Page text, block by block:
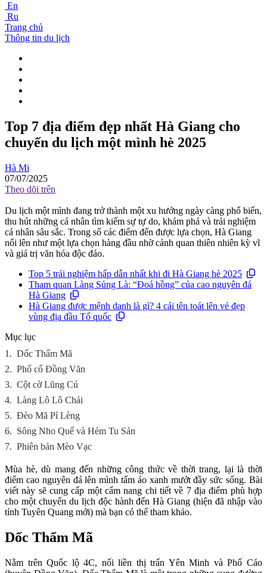
En
Ru
Trang chủ
Thông tin du lịch
Top 7 địa điểm đẹp nhất Hà Giang cho
chuyến du lịch một mình hè 2025
Hà Mi
07/07/2025
Theo dõi trên
Du lịch một mình đang trở thành một xu hướng ngày càng phổ biến,
thu hút những cá nhân tìm kiếm sự tự do, khám phá và trải nghiệm
cá nhân sâu sắc. Trong số các điểm đến được lựa chọn, Hà Giang
nổi lên như một lựa chọn hàng đầu nhờ cảnh quan thiên nhiên kỳ vĩ
và giá trị văn hóa độc đáo.
Top 5 trải nghiệm hấp dẫn nhất khi đi Hà Giang hè 2025
Tham quan Làng Sủng Là: “Đoá hồng” của cao nguyên đá
Hà Giang
Hà Giang được mệnh danh là gì? 4 cái tên toát lên vẻ đẹp
vùng địa đầu Tổ quốc
Mục lục
1. Dốc Thẩm Mã
2. Phố cổ Đồng Văn
3. Cột cờ Lũng Cú
4. Làng Lô Lô Chải
5. Đèo Mã Pí Lèng
6. Sông Nho Quế và Hẻm Tu Sản
7. Phiên bản Mèo Vạc
Mùa hè, dù mang đến những công thức về thời trang, lại là thời
điểm cao nguyên đá lên mình tấm áo xanh mướt đầy sức sống. Bài
viết này sẽ cung cấp một cẩm nang chi tiết về 7 địa điểm phù hợp
cho một chuyến du lịch độc hành đến Hà Giang (hiện đã nhập vào
tỉnh Tuyên Quang mới) mà bạn có thể tham khảo.
Dốc Thẩm Mã
Nằm trên Quốc lộ 4C, nối liền thị trấn Yên Minh và Phố Cáo